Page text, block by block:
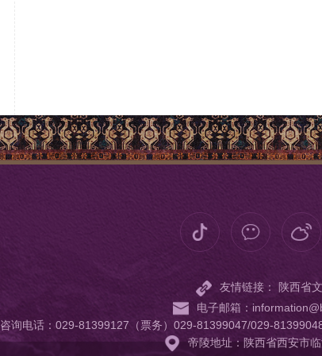
友情链接：
陕西省
电子邮箱：
咨询电话：029-81399127（票务）029-81399047/029-
帝陵地址：陕西省西安市